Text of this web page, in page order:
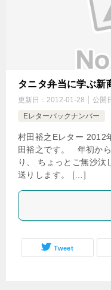
タニタ弁当に学ぶ新
更新日： 2012-01-28 公開
Eレターバックナンバー
村田裕之Eレター
田裕之です。 年初か
り、 ちょっとご無沙汰
送りします。 […]
Tweet